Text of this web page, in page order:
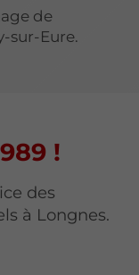
de
sur-Eure.
!
des
à Longnes.